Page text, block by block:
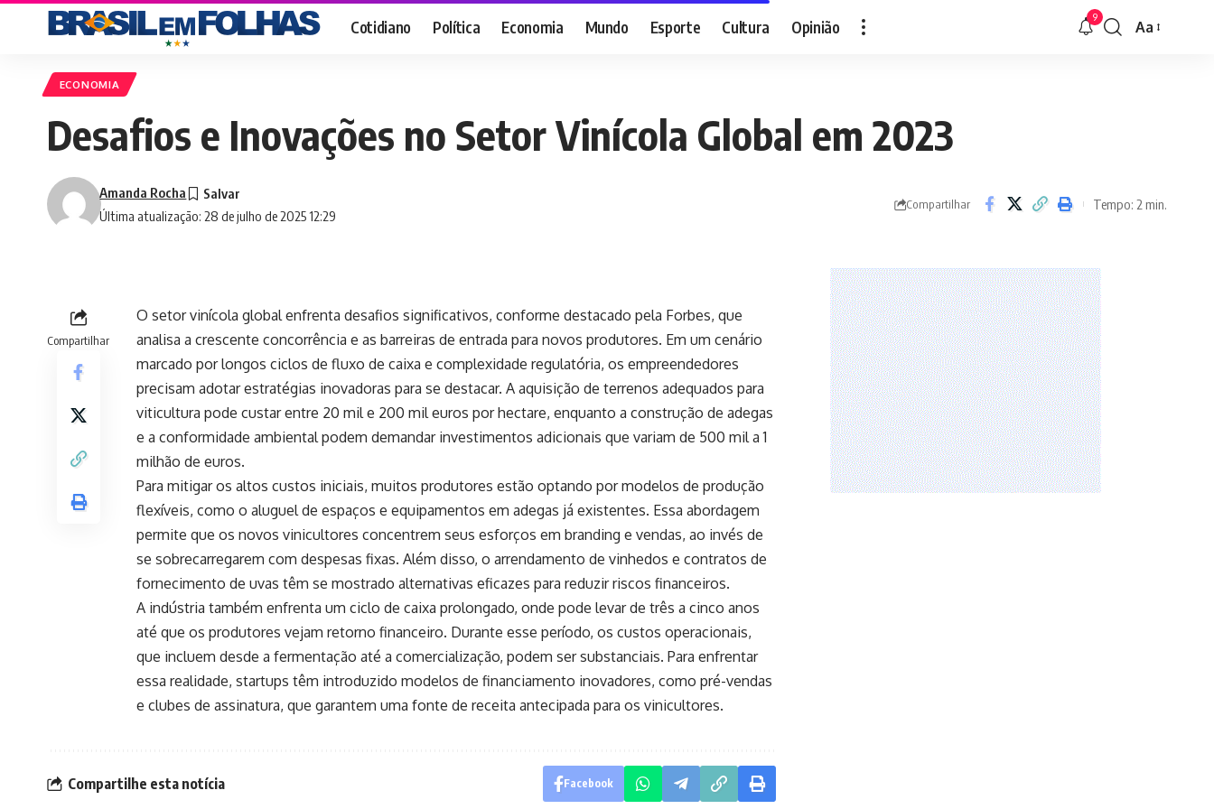
Cotidiano Política Economia Mundo Esporte Cultura Opinião 9
Font
Aa
ECONOMIA
Desafios e Inovações no Setor Vinícola Global em 2023
Última atualização: 28 de julho de 2025 12:29
Amanda Rocha
Compartilhar Tempo: 2 min.
Compartilhar
O setor vinícola global enfrenta desafios significativos, conforme destacado pela Forbes, que
analisa a crescente concorrência e as barreiras de entrada para novos produtores. Em um cenário
marcado por longos ciclos de fluxo de caixa e complexidade regulatória, os empreendedores
precisam adotar estratégias inovadoras para se destacar. A aquisição de terrenos adequados para
viticultura pode custar entre 20 mil e 200 mil euros por hectare, enquanto a construção de adegas
e a conformidade ambiental podem demandar investimentos adicionais que variam de 500 mil a 1
milhão de euros.
Para mitigar os altos custos iniciais, muitos produtores estão optando por modelos de produção
flexíveis, como o aluguel de espaços e equipamentos em adegas já existentes. Essa abordagem
permite que os novos vinicultores concentrem seus esforços em branding e vendas, ao invés de
se sobrecarregarem com despesas fixas. Além disso, o arrendamento de vinhedos e contratos de
fornecimento de uvas têm se mostrado alternativas eficazes para reduzir riscos financeiros.
A indústria também enfrenta um ciclo de caixa prolongado, onde pode levar de três a cinco anos
até que os produtores vejam retorno financeiro. Durante esse período, os custos operacionais,
que incluem desde a fermentação até a comercialização, podem ser substanciais. Para enfrentar
essa realidade, startups têm introduzido modelos de financiamento inovadores, como pré-vendas
e clubes de assinatura, que garantem uma fonte de receita antecipada para os vinicultores.
Compartilhe esta notícia Facebook